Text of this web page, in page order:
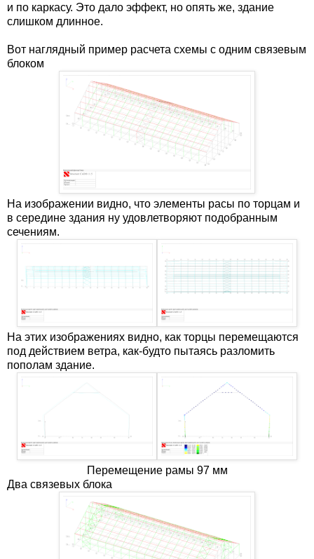
и по каркасу. Это дало эффект, но опять же, здание
слишком длинное.
Вот наглядный пример расчета схемы с одним связевым
блоком
На изображении видно, что элементы расы по торцам и
в середине здания ну удовлетворяют подобранным
сечениям.
На этих изображениях видно, как торцы перемещаются
под действием ветра, как-будто пытаясь разломить
пополам здание.
Перемещение рамы 97 мм
Два связевых блока